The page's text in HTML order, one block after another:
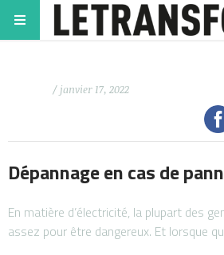
/ janvier 17, 2022
Dépannage en cas de
En matière d’électricité, la plupart des
assez pour être dangereux. Et lorsque